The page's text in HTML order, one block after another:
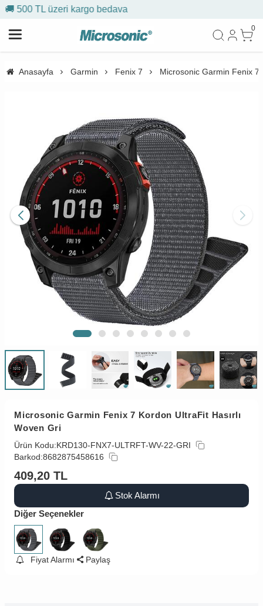
0
Anasayfa Garmin Fenix 7 Microsonic Garmin Fenix 7
Microsonic Garmin Fenix 7 Kordon UltraFit Hasırlı
Woven Gri
Ürün Kodu:KRD130-FNX7-ULTRFT-WV-22-GRI
Barkod:8682875458616
409,20 TL
Stok Alarmı
Diğer Seçenekler
Fiyat Alarmı Paylaş